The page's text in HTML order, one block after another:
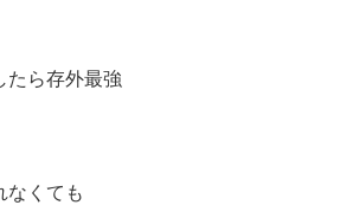
たら存外最強
なくても